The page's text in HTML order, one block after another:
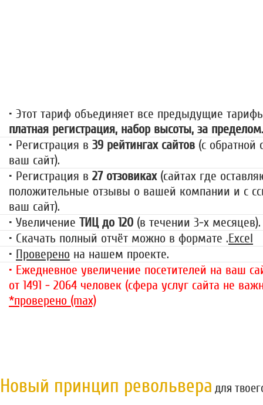
• Этот тариф объединяет все предыдущие
платная регистрация, набор высоты, за пределом.
• Регистрация в 39 рейтингах сайтов (с обратной
ваш сайт).
• Регистрация в 27 отзовиках(сайтах где
положительные отзывы о вашей компании и с
ваш сайт).
• Увеличение ТИЦ до 120 (в течении 3-х месяцев).
• Скачать полный отчёт можно в формате .Excel
• Проверено на нашем проекте.
• Ежедневное увеличение посетителей на ваш
от 1491 - 2064 человек (сфера услуг сайта не
*проверено (max)
Новый принцип револьвера для